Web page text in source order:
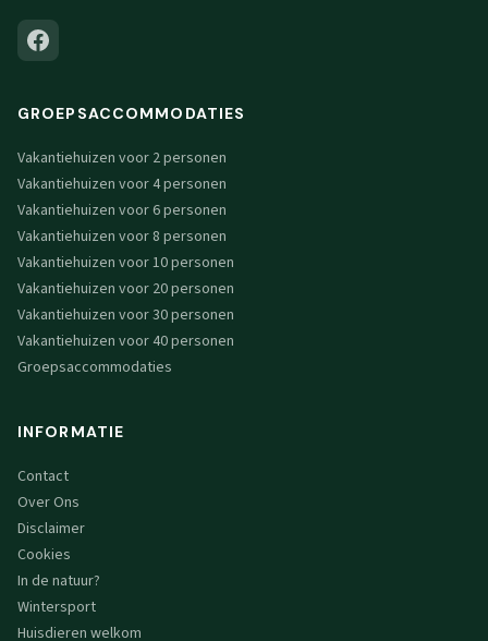
GROEPSACCOMMODATIES
Vakantiehuizen voor 2 personen
Vakantiehuizen voor 4 personen
Vakantiehuizen voor 6 personen
Vakantiehuizen voor 8 personen
Vakantiehuizen voor 10 personen
Vakantiehuizen voor 20 personen
Vakantiehuizen voor 30 personen
Vakantiehuizen voor 40 personen
Groepsaccommodaties
INFORMATIE
Contact
Over Ons
Disclaimer
Cookies
In de natuur?
Wintersport
Huisdieren welkom